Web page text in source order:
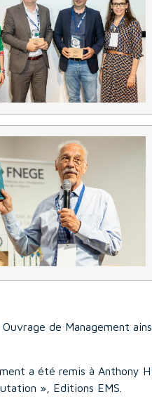
de Management
a été remis à Anthony
», Editions EMS.